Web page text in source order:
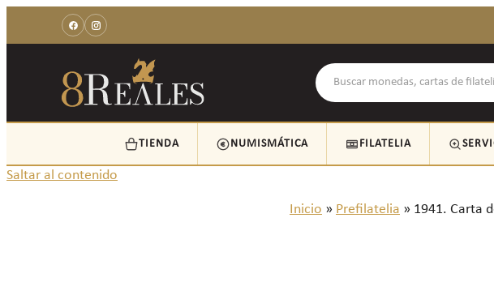
TIENDA NUMISMÁTICA FILATELIA
Saltar al contenido
Inicio » Prefilatelia » 1941. Carta